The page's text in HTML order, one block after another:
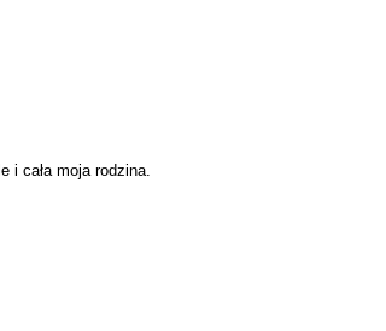
i cała moja rodzina.